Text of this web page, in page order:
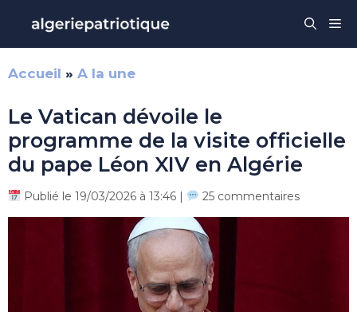
contenu
Accueil » A la une
Le Vatican dévoile le
programme de la visite officielle
du pape Léon XIV en Algérie
Publié le 19/03/2026 à 13:46 | 25 commentaires